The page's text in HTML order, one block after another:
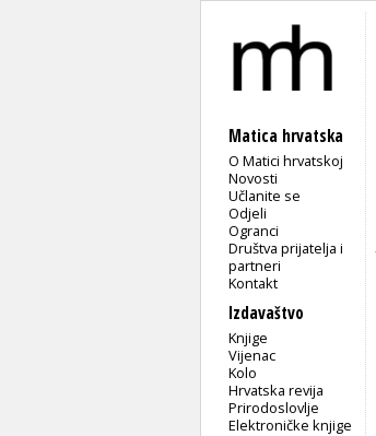
Matica hrvatska
O Matici hrvatskoj
Novosti
Učlanite se
Odjeli
Ogranci
Društva prijatelja i
partneri
Kontakt
Izdavaštvo
Knjige
Vijenac
Kolo
Hrvatska revija
Prirodoslovlje
Elektroničke knjige